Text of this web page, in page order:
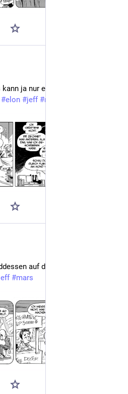
ja nur eine gute Woche
#elon #jeff #mars
#mars